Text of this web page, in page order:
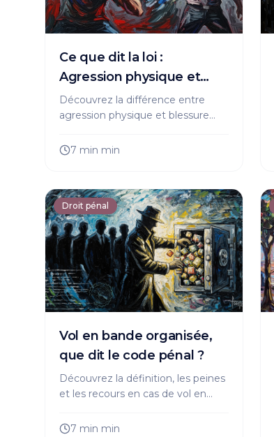
Ce que dit la loi :
Agression physique et
blessures involontaires
Découvrez la différence entre
agression physique et blessure
par la loi et vos droits en cas
7 min min
Droit pénal
Vol en bande organisée,
que dit le code pénal ?
Découvrez la définition, les peines
et les recours en cas de vol en
sur vos droits et les sanctions
7 min min